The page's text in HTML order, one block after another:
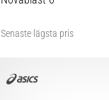
Senaste lägsta pris
36 37 37½ 38 39 39½